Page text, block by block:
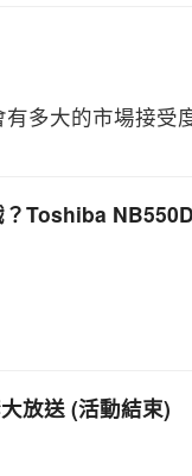
有多大的市場接
Toshiba
放送 (活動結束)